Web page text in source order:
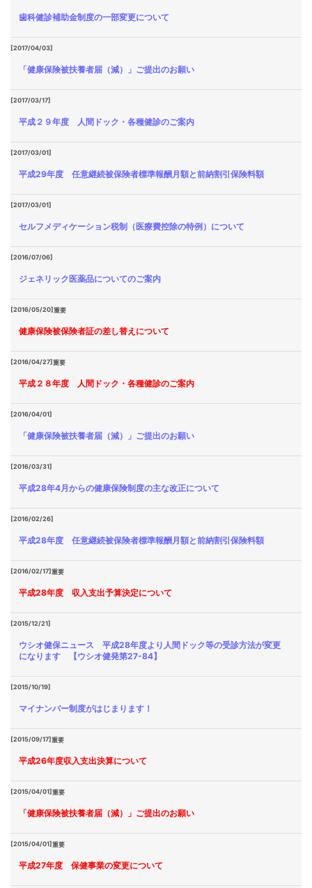
歯科健診補助金制度の一部変更について
[2017/04/03]
「健康保険被扶養者届（減）」ご提出のお願い
[2017/03/17]
平成２９年度 人間ドック・各種健診のご案内
[2017/03/01]
平成29年度 任意継続被保険者標準報酬月額と前納割引保険料額
[2017/03/01]
セルフメディケーション税制（医療費控除の特例）について
[2016/07/06]
ジェネリック医薬品についてのご案内
[2016/05/20]重要
健康保険被保険者証の差し替えについて
[2016/04/27]重要
平成２８年度 人間ドック・各種健診のご案内
[2016/04/01]
「健康保険被扶養者届（減）」ご提出のお願い
[2016/03/31]
平成28年4月からの健康保険制度の主な改正について
[2016/02/26]
平成28年度 任意継続被保険者標準報酬月額と前納割引保険料額
[2016/02/17]重要
平成28年度 収入支出予算決定について
[2015/12/21]
ウシオ健保ニュース 平成28年度より人間ドック等の受診方法が変更
になります 【ウシオ健発第27-84】
[2015/10/19]
マイナンバー制度がはじまります！
[2015/09/17]重要
平成26年度収入支出決算について
[2015/04/01]重要
「健康保険被扶養者届（減）」ご提出のお願い
[2015/04/01]重要
平成27年度 保健事業の変更について